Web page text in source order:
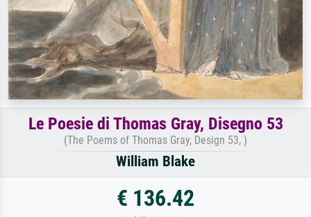
Le Poesie di Thomas Gray, Disegno 53
(The Poems of Thomas Gray, Design 53, )
William Blake
€ 136.42